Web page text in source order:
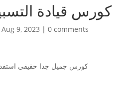
كورس قيادة
Aug 9, 2023 |0 comments
كورس جميل جدا حقيقي استفدت